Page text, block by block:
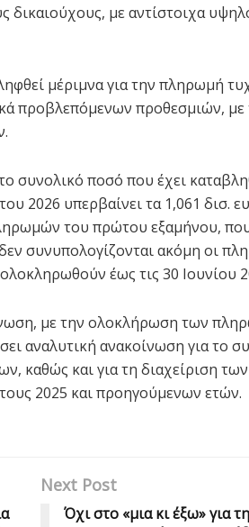
δικαιούχους, με αντίστοιχα
μέριμνα για την πληρωμή
προβλεπόμενων προθεσμιών, με
συνολικό ποσό που έχει
2026 υπερβαίνει τα 1,061 δισ.
του πρώτου εξαμήνου, που
συνυπολογίζονται ακόμη οι
έως τις 30 Ιουνίου
με την ολοκλήρωση των
αναλυτική ανακοίνωση για το
καθώς και για τη διαχείριση των
2025 και προηγούμενων ετών.
Next Post
Όχι στο «μια κι έξω» για